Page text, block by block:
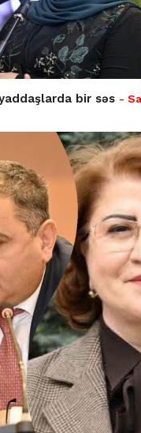
bir səs -